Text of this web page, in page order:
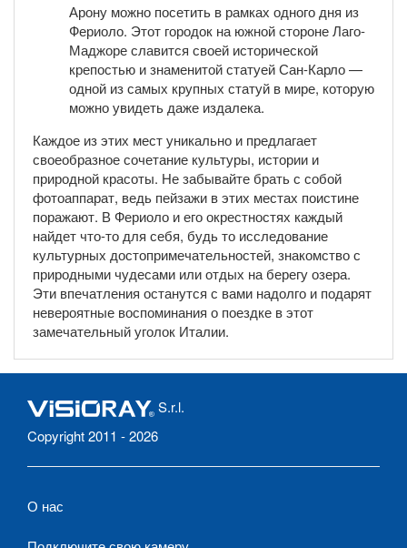
Арону можно посетить в рамках одного дня из
Фериоло. Этот городок на южной стороне Лаго-
Маджоре славится своей исторической
крепостью и знаменитой статуей Сан-Карло —
одной из самых крупных статуй в мире, которую
можно увидеть даже издалека.
Каждое из этих мест уникально и предлагает
своеобразное сочетание культуры, истории и
природной красоты. Не забывайте брать с собой
фотоаппарат, ведь пейзажи в этих местах поистине
поражают. В Фериоло и его окрестностях каждый
найдет что-то для себя, будь то исследование
культурных достопримечательностей, знакомство с
природными чудесами или отдых на берегу озера.
Эти впечатления останутся с вами надолго и подарят
невероятные воспоминания о поездке в этот
замечательный уголок Италии.
S.r.l.
Copyright 2011 - 2026
О нас